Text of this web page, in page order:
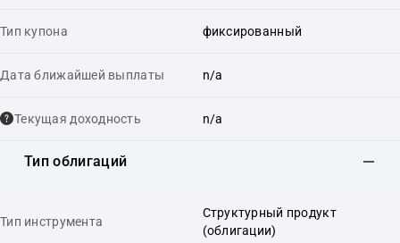
Тип купона фиксированный
Дата ближайшей выплаты n/a
Текущая доходность n/a
Тип облигаций
Тип инструмента
Структурный продукт
(облигации)